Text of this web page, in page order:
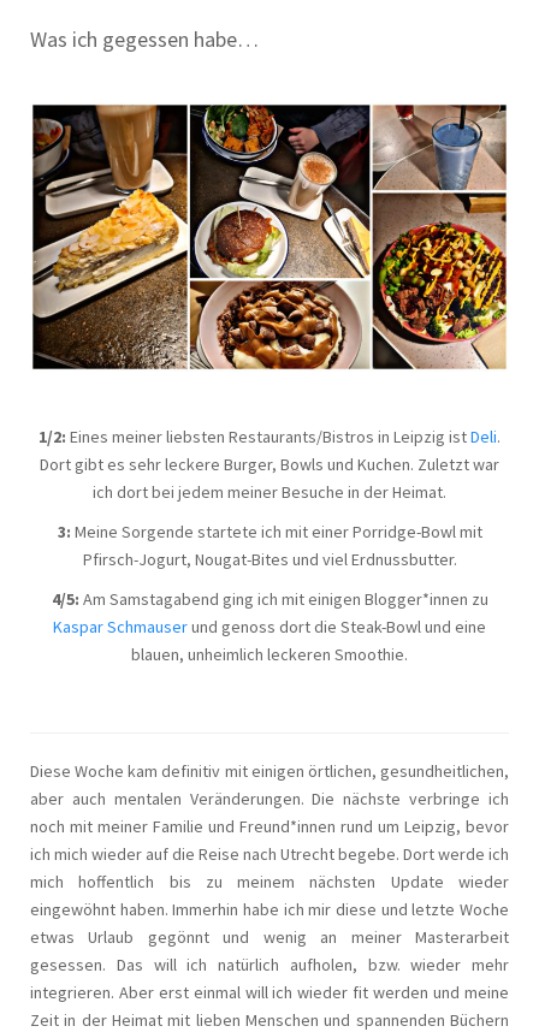
Was ich gegessen habe…
1/2: Eines meiner liebsten Restaurants/Bistros in Leipzig istDeli.
Dort gibt es sehr leckere Burger, Bowls und Kuchen. Zuletzt war
ich dort bei jedem meiner Besuche in der Heimat.
3: Meine Sorgende startete ich mit einer Porridge-Bowl mit
Pfirsch-Jogurt, Nougat-Bites und viel Erdnussbutter.
4/5: Am Samstagabend ging ich mit einigen Blogger*innen zu
Kaspar Schmauserund genoss dort die Steak-Bowl und eine
blauen, unheimlich leckeren Smoothie.
Diese Woche kam definitiv mit einigen örtlichen, gesundheitlichen,
aber auch mentalen Veränderungen. Die nächste verbringe ich
noch mit meiner Familie und Freund*innen rund um Leipzig, bevor
ich mich wieder auf die Reise nach Utrecht begebe. Dort werde ich
mich hoffentlich bis zu meinem nächsten Update wieder
eingewöhnt haben. Immerhin habe ich mir diese und letzte Woche
etwas Urlaub gegönnt und wenig an meiner Masterarbeit
gesessen. Das will ich natürlich aufholen, bzw. wieder mehr
integrieren. Aber erst einmal will ich wieder fit werden und meine
Zeit in der Heimat mit lieben Menschen und spannenden Büchern